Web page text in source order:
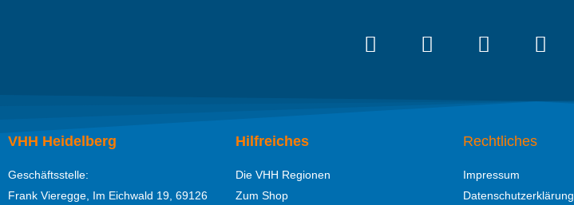
VHH Heidelberg
Geschäftsstelle:
Frank Vieregge, Im Eichwald 19, 69126
Hilfreiches
Die VHH Regionen
Zum Shop
Rechtliches
Impressum
Datenschutzerklärung